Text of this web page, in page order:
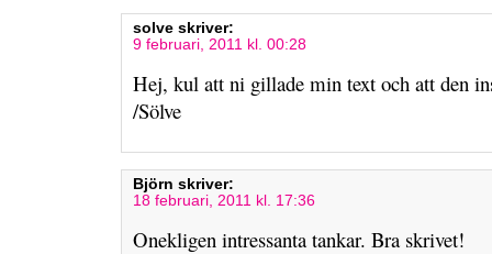
solve skriver:
9 februari, 2011 kl. 00:28
Hej, kul att ni gillade min text och att den
/Sölve
Björn skriver:
18 februari, 2011 kl. 17:36
Onekligen intressanta tankar. Bra skrivet!